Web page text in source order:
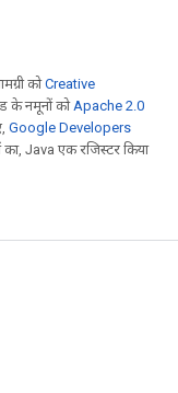
कोCreative
के नमूनों कोApache 2.0
Google Developers
Java एक रजिस्टर किया